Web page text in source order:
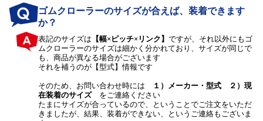
ゴムクローラーのサイズが合えば、装着できます
か？
表記のサイズは 【幅×ピッチ×リンク】ですが、それ以外にもゴ
ムクローラーのサイズは細かく分かれており、サイズが同じで
も、商品が異なる場合がございます
それを補うのが【型式】情報です
そのため、お問い合わせ時には
１）メーカー・型式 ２）現
在装着のサイズをご連絡ください
たまにサイズが合っているので、ということでご注文をいただ
きましたが、結果、装着ができない、というご連絡もございま